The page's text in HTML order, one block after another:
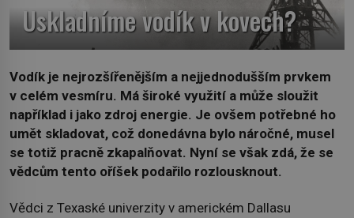
Uskladníme vodík v kovech?
Vodík je nejrozšířenějším a nejjednodušším prvkem
v celém vesmíru. Má široké využití a může sloužit
například i jako zdroj energie. Je ovšem potřebné ho
umět skladovat, což donedávna bylo náročné, musel
se totiž pracně zkapalňovat. Nyní se však zdá, že se
vědcům tento oříšek podařilo rozlousknout.
Vědci z Texaské univerzity v americkém Dallasu